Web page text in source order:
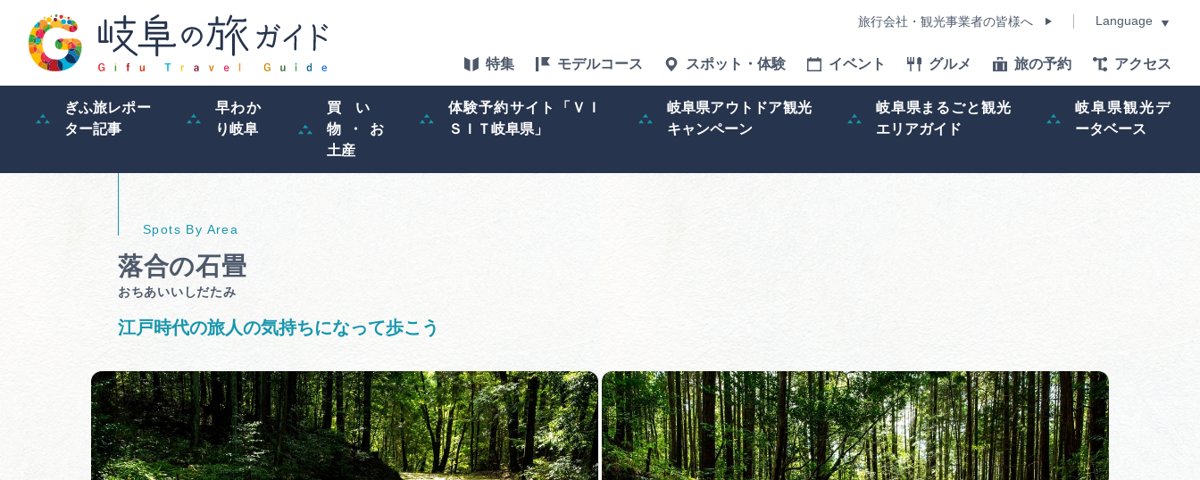
旅行会社・観光事業者の皆様へ Language
特集 モデルコース スポット・体験 イベント グルメ 旅の予約 アクセス
ぎふ旅レポー
ター記事
早わか
り岐阜
買い
物・お
土産
体験予約サイト「ＶＩ
ＳＩＴ岐阜県」
岐阜県アウトドア観光
キャンペーン
岐阜県まるごと観光
エリアガイド
岐阜県観光デ
ータベース
買い物・お土産
体験予約サイト「ＶＩＳＩＴ
岐阜県」
岐阜県アウトドア観光キャン
岐阜県まるごと観光エリアガ
落合の石畳
おちあいいしだたみ
江戸時代の旅人の気持ちになって歩こう